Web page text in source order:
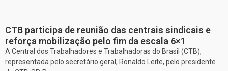
CTB participa de reunião das centrais sindicais e
reforça mobilização pelo fim da escala 6×1
A Central dos Trabalhadores e Trabalhadoras do Brasil (CTB),
representada pelo secretário geral, Ronaldo Leite, pelo presidente